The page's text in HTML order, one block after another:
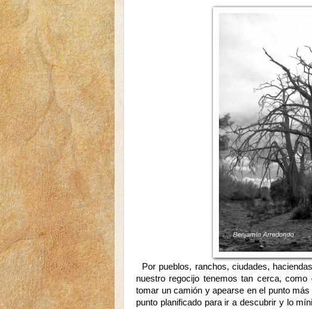
Por pueblos, ranchos, ciudades,
nuestro regocijo tenemos tan cerca,
tomar un camión y apearse en el punto
punto planificado para ir a descubrir y lo